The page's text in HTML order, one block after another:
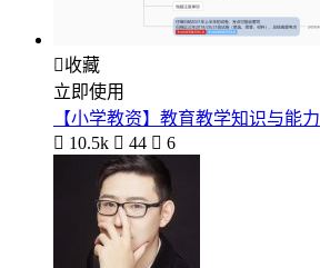
收藏
立即使用
【小学教资】教育教学知识与能力
 10.5k  44  6